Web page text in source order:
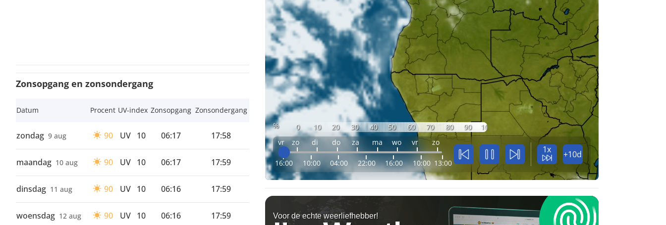
Zonsopgang en zonsondergang
Datum Procent UV-index Zonsopgang Zonsondergang
zondag 9 aug 90 UV 10 06:17 17:58
maandag 10 aug 90 UV 10 06:17 17:59
dinsdag 11 aug 90 UV 10 06:16 17:59
woensdag 12 aug 90 UV 10 06:16 17:59
% 0 10 20 30 40 50 60 70 80 90
100
vr
zo di do za ma wo vr zo
16:00 10:00 04:00 22:00 16:00 10:00 13:00
1x +10d
Voor de echte weerliefhebber!